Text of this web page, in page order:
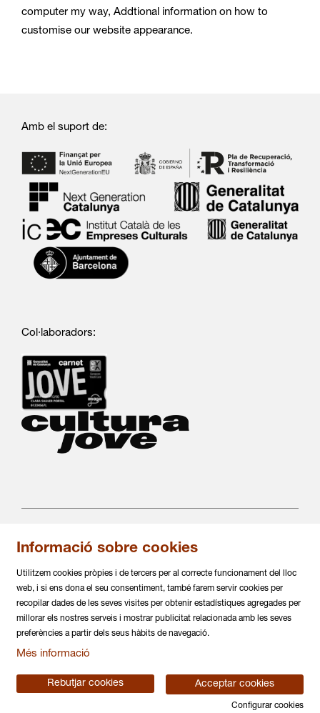
computer my way, Addtional information on how to
customise our website appearance.
Amb el suport de:
Col·laboradors:
C/ Salvà 86
936 317 882
info@daualsecartsesceniques.cat
Sitemap | Avís Legal | Política de privacitat
Ús de Cookies
Informació sobre cookies
Utilitzem cookies pròpies i de tercers per al correcte funcionament del lloc
web, i si ens dona el seu consentiment, també farem servir cookies per
recopilar dades de les seves visites per obtenir estadístiques agregades per
millorar els nostres serveis i mostrar publicitat relacionada amb les seves
preferències a partir dels seus hàbits de navegació.
Més informació
Acceptar cookies
Rebutjar cookies
Configurar cookies